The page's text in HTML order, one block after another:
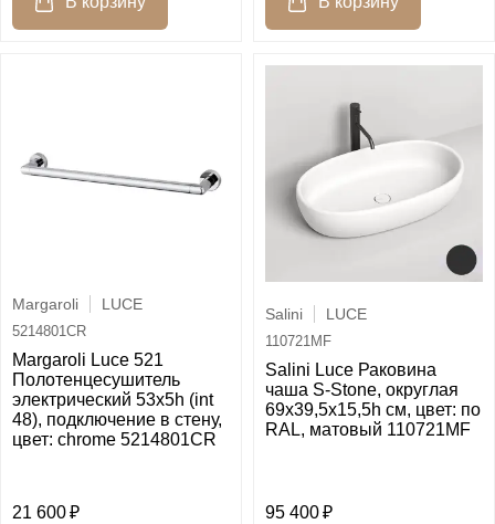
Margaroli LUCE
5214801CR
Margaroli Luce 521
Полотенцесушитель
электрический 53х5h (int
48), подключение в стену,
цвет: chrome 5214801CR
21 600
Salini LUCE
110721MF
Salini Luce Раковина
чаша S-Stone, округлая
69х39,5х15,5h см, цвет: по
RAL, матовый 110721MF
95 400